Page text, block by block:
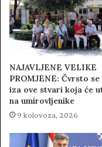
NAJAVLJENE VELIKE
PROMJENE: Čvrsto
iza ove stvari koja će
na umirovljenike
9 kolovoza, 2026